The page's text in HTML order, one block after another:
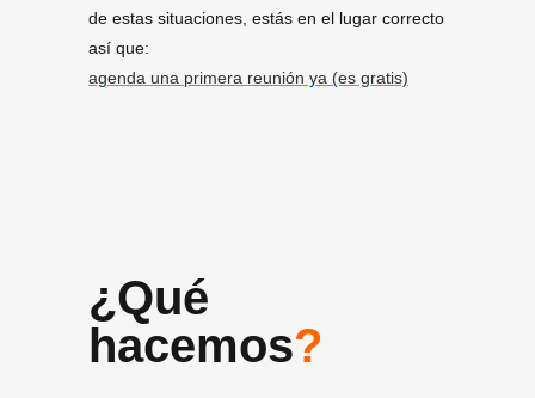
de estas situaciones, estás en el lugar correcto
así que:
agenda una primera reunión ya (es gratis)
¿Qué
hacemos?